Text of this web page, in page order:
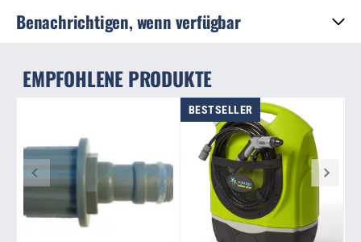
Benachrichtigen, wenn verfügbar
EMPFOHLENE PRODUKTE
BESTSELLER